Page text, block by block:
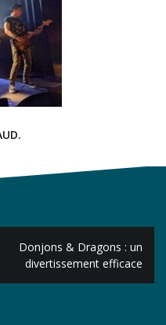
Donjons & Dragons : un
divertissement efficace